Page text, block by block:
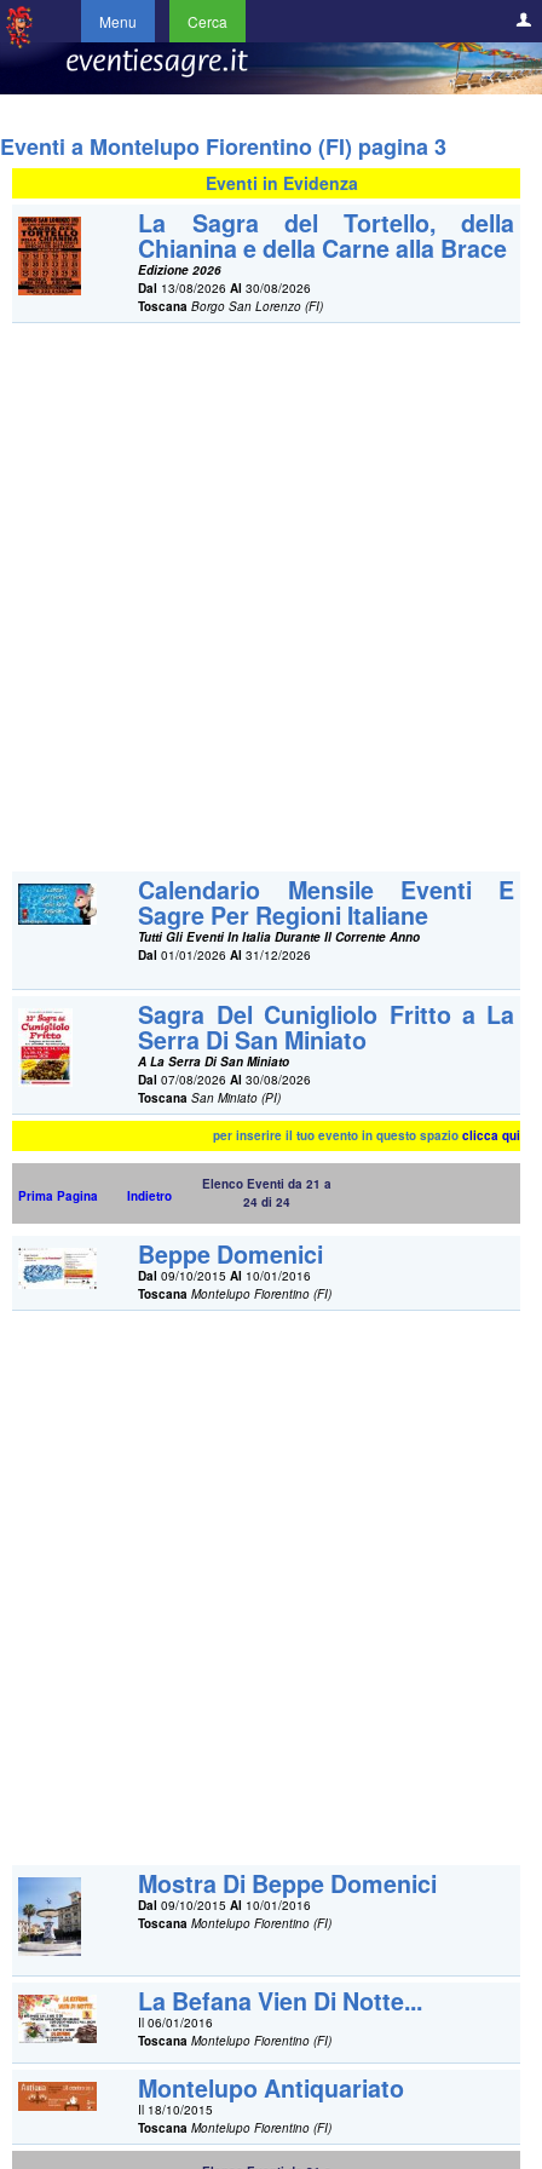
Menu Cerca
Eventi a Montelupo Fiorentino (FI) pagina 3
Eventi in Evidenza
La Sagra del Tortello, della
Chianina e della Carne alla Brace
Edizione 2026
Dal 13/08/2026Al 30/08/2026
Toscana Borgo San Lorenzo (FI)
Calendario Mensile Eventi E
Sagre Per Regioni Italiane
Tutti Gli Eventi In Italia Durante Il Corrente Anno
Dal 01/01/2026Al 31/12/2026
Sagra Del Cunigliolo Fritto a La
Serra Di San Miniato
A La Serra Di San Miniato
Dal 07/08/2026Al 30/08/2026
Toscana San Miniato (PI)
per inserire il tuo evento in questo spazioclicca qui
Prima Pagina Indietro
Elenco Eventi da 21 a
24 di 24
Beppe Domenici
Dal 09/10/2015Al 10/01/2016
Toscana Montelupo Fiorentino (FI)
Mostra Di Beppe Domenici
Dal 09/10/2015Al 10/01/2016
Toscana Montelupo Fiorentino (FI)
La Befana Vien Di Notte...
Il 06/01/2016
Toscana Montelupo Fiorentino (FI)
Montelupo Antiquariato
Il 18/10/2015
Toscana Montelupo Fiorentino (FI)